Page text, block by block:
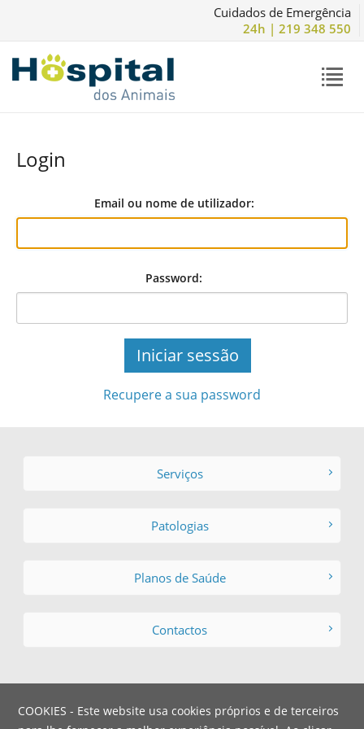
Cuidados de Emergência
24h | 219 348 550
Login
Email ou nome de utilizador:
Password:
Iniciar sessão
Recupere a sua password
Serviços
Patologias
Planos de Saúde
Contactos
COOKIES - Este website usa cookies próprios e de terceiros